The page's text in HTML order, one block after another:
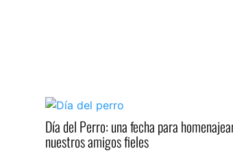
Día del Perro: una fecha para
nuestros amigos fieles